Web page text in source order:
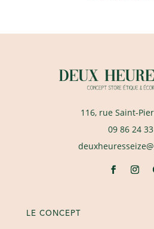
116, rue Saint-
09 86 24
LE CONCEPT